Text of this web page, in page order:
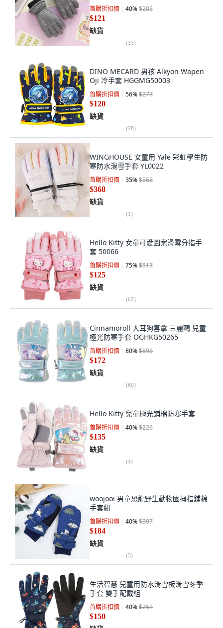
首購折扣價 40%$203
$121
缺貨
(33)
DINO MECARD 男孩 Alkyon Wapen
Oji 冷手套 HGGMG50003
首購折扣價 56%$277
$120
缺貨
(28)
WINGHOUSE 女童用 Yale 彩虹學生防
寒防水滑雪手套 YL0022
首購折扣價 35%$568
$368
缺貨
(1)
Hello Kitty 女童可愛圖案滑雪分指手
套 50066
首購折扣價 75%$517
$125
缺貨
(62)
Cinnamoroll 大耳狗喜拿 三麗鷗 兒童
極光防寒手套 OGHKG50265
首購折扣價 80%$893
$172
缺貨
(60)
Hello Kitty 兒童極光鋪棉防寒手套
首購折扣價 40%$226
$135
缺貨
(4)
woojooi 男童恐龍野生動物園拇指鋪棉
手套組
首購折扣價 40%$307
$184
缺貨
(5)
生活智慧 兒童用防水滑雪板滑雪冬季
手套 雙手配戴組
首購折扣價 40%$251
$150